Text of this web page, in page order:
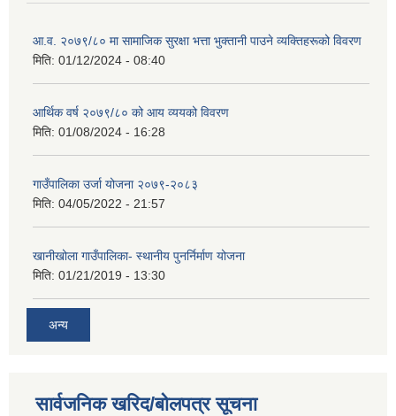
आ.व. २०७९/८० मा सामाजिक सुरक्षा भत्ता भुक्तानी पाउने व्यक्तिहरूको विवरण
मिति: 01/12/2024 - 08:40
आर्थिक वर्ष २०७९/८० को आय व्ययको विवरण
मिति: 01/08/2024 - 16:28
गाउँपालिका उर्जा योजना २०७९-२०८३
मिति: 04/05/2022 - 21:57
खानीखोला गाउँपालिका- स्थानीय पुनर्निर्माण योजना
मिति: 01/21/2019 - 13:30
अन्य
सार्वजनिक खरिद/बोलपत्र सूचना